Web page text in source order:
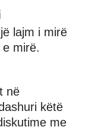
lajm i mirë
mirë.
në
këtë
me